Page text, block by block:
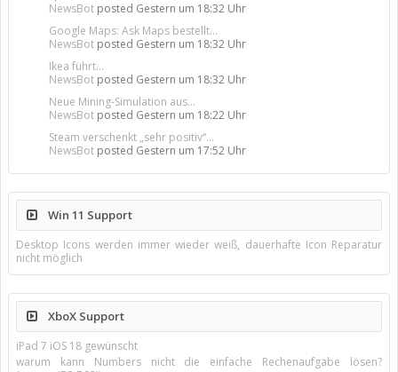
NewsBot posted Gestern um 18:32 Uhr
Google Maps: Ask Maps bestellt...
NewsBot posted Gestern um 18:32 Uhr
Ikea führt...
NewsBot posted Gestern um 18:32 Uhr
Neue Mining-Simulation aus...
NewsBot posted Gestern um 18:22 Uhr
Steam verschenkt „sehr positiv“...
NewsBot posted Gestern um 17:52 Uhr
Win 11 Support
Desktop Icons werden immer wieder weiß, dauerhafte Icon Reparatur
nicht möglich
XboX Support
iPad 7 iOS 18 gewünscht
warum kann Numbers nicht die einfache Rechenaufgabe lösen?